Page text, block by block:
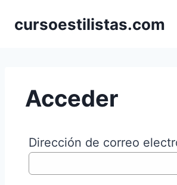
cursoestilistas.com
Acceder
Dirección de correo